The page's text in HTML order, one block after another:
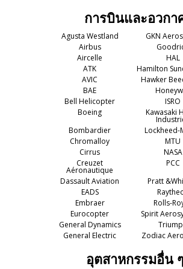
การบินและอวกา
Agusta Westland
GKN
Airbus
Aircelle
HAL
ATK
Hamilton
AVIC
Hawker
BAE
Bell Helicopter
ISRO
Boeing
Kawasaki
Bombardier
Lockheed-
Chromalloy
MTU
Cirrus
NASA
Creuzet
Aéronautique
PCC
Dassault Aviation
Pratt
EADS
Embraer
Rolls-
Eurocopter
Spirit
General Dynamics
General Electric
Zodiac
อุตสาหกรรมอื่น ๆ